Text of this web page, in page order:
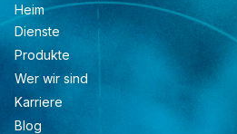
Heim
Dienste
Produkte
Wer wir sind
Karriere
Blog